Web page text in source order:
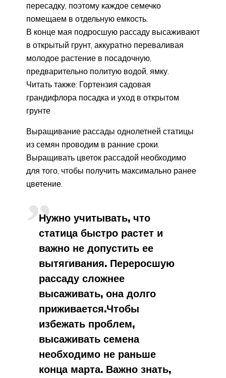
пересадку, поэтому каждое семечко
помещаем в отдельную емкость.
В конце мая подросшую рассаду высаживают
в открытый грунт, аккуратно переваливая
молодое растение в посадочную,
предварительно политую водой, ямку.
Читать также: Гортензия садовая
грандифлора посадка и уход в открытом
грунте
Выращивание рассады однолетней статицы
из семян проводим в ранние сроки.
Выращивать цветок рассадой необходимо
для того, чтобы получить максимально ранее
цветение.
Нужно учитывать, что
статица быстро растет и
важно не допустить ее
вытягивания. Переросшую
рассаду сложнее
высаживать, она долго
приживается.Чтобы
избежать проблем,
высаживать семена
необходимо не раньше
конца марта. Важно знать,